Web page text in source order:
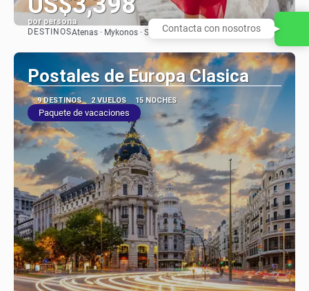
por persona
Ver
DESTINOSAtenas · Mykonos · Santorini · Atenas
Postales de Europa Clasica
9 DESTINOS 2 VUELOS 15 NOCHES
Paquete de vacaciones
Contacta con nosotros